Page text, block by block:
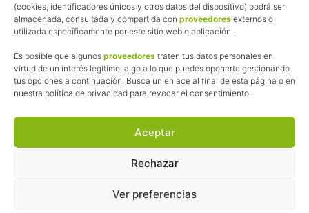
(cookies, identificadores únicos y otros datos del dispositivo) podrá ser
almacenada, consultada y compartida con proveedores externos o
utilizada específicamente por este sitio web o aplicación.
Es posible que algunos proveedores traten tus datos personales en
virtud de un interés legítimo, algo a lo que puedes oponerte gestionando
tus opciones a continuación. Busca un enlace al final de esta página o en
nuestra política de privacidad para revocar el consentimiento.
Aceptar
Rechazar
Ver preferencias
La web de Pedalesyzapatillas utiliza programas de afiliación.
¿Qué significa esto?
Cuando recomiendo algún producto, pongo enlaces a tiendas
online que utilizo y, por cada compra que realizas, me llevo
una comisión sin que a ti te cueste más dinero.
Esas comisiones me permiten seguir manteniendo esta web,
las inscripciones a muchas de las marchas para después
Siempre escribo sobre productos y tiendas que he probado